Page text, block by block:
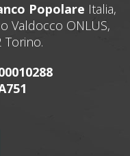
Popolare Italia,
Valdocco ONLUS,
Torino.